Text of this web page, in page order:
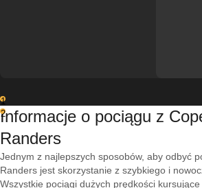
1
2
Informacje o pociągu z
Randers
Jednym z najlepszych sposobów, aby odbyć
Randers jest skorzystanie z szybkiego i
Wszystkie pociągi dużych prędkości